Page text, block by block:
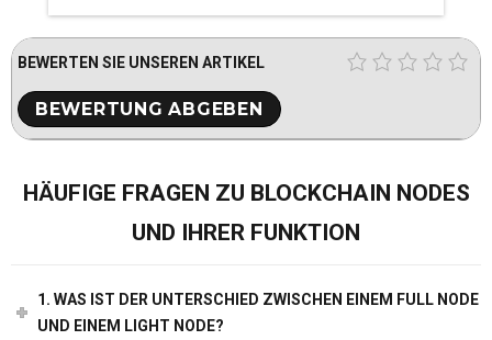
BEWERTEN SIE UNSEREN ARTIKEL
HÄUFIGE FRAGEN ZU BLOCKCHAIN NODES
UND IHRER FUNKTION
1. WAS IST DER UNTERSCHIED ZWISCHEN EINEM FULL NODE
UND EINEM LIGHT NODE?